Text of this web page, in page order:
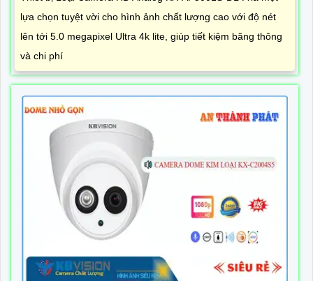
lựa chọn tuyệt vời cho hình ảnh chất lượng cao với độ nét
lên tới 5.0 megapixel Ultra 4k lite, giúp tiết kiệm băng thông
và chi phí